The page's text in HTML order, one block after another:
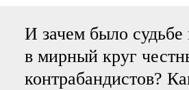
И зачем было судьбе
в мирный круг
контрабандистов?